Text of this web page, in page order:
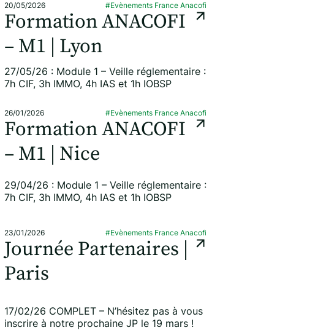
20/05/2026 #Evènements France Anacofi
Formation ANACOFI
– M1 | Lyon
27/05/26 : Module 1 – Veille réglementaire :
7h CIF, 3h IMMO, 4h IAS et 1h IOBSP
26/01/2026 #Evènements France Anacofi
Formation ANACOFI
– M1 | Nice
29/04/26 : Module 1 – Veille réglementaire :
7h CIF, 3h IMMO, 4h IAS et 1h IOBSP
23/01/2026 #Evènements France Anacofi
Journée Partenaires |
Paris
17/02/26 COMPLET – N’hésitez pas à vous
inscrire à notre prochaine JP le 19 mars !